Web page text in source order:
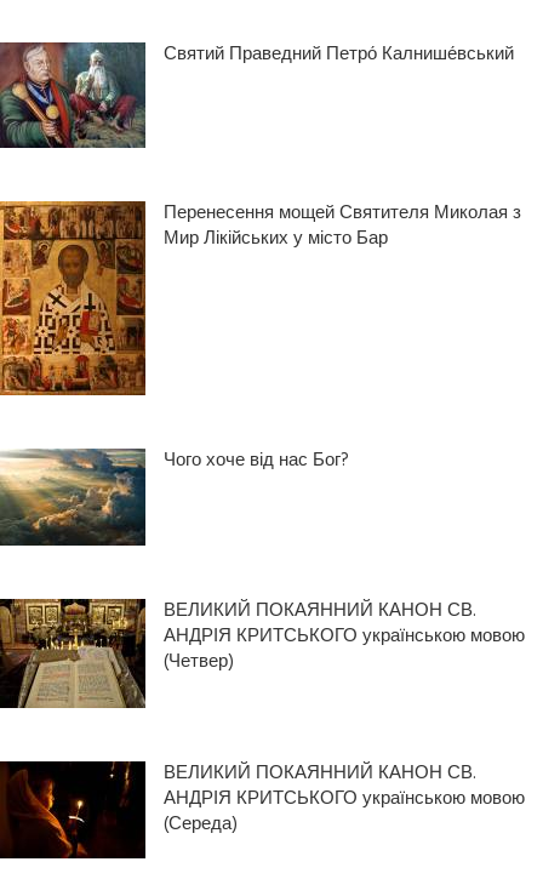
Святий Праведний Петро́ Калнише́вський
Перенесення мощей Святителя Миколая з
Мир Лікійських у місто Бар
Чого хоче від нас Бог?
ВЕЛИКИЙ ПОКАЯННИЙ КАНОН СВ.
АНДРІЯ КРИТСЬКОГО українською мовою
(Четвер)
ВЕЛИКИЙ ПОКАЯННИЙ КАНОН СВ.
АНДРІЯ КРИТСЬКОГО українською мовою
(Середа)